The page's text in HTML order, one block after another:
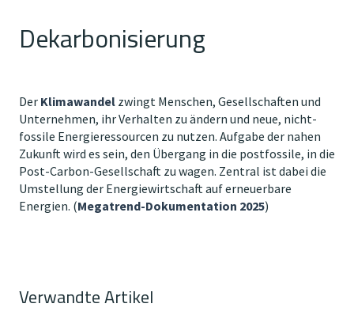
Dekarbonisierung
Der Klimawandel zwingt Menschen, Gesellschaften und
Unternehmen, ihr Verhalten zu ändern und neue, nicht-
fossile Energieressourcen zu nutzen. Aufgabe der nahen
Zukunft wird es sein, den Übergang in die postfossile, in die
Post-Carbon-Gesellschaft zu wagen. Zentral ist dabei die
Umstellung der Energiewirtschaft auf erneuerbare
Energien. (Megatrend-Dokumentation 2025)
Verwandte Artikel